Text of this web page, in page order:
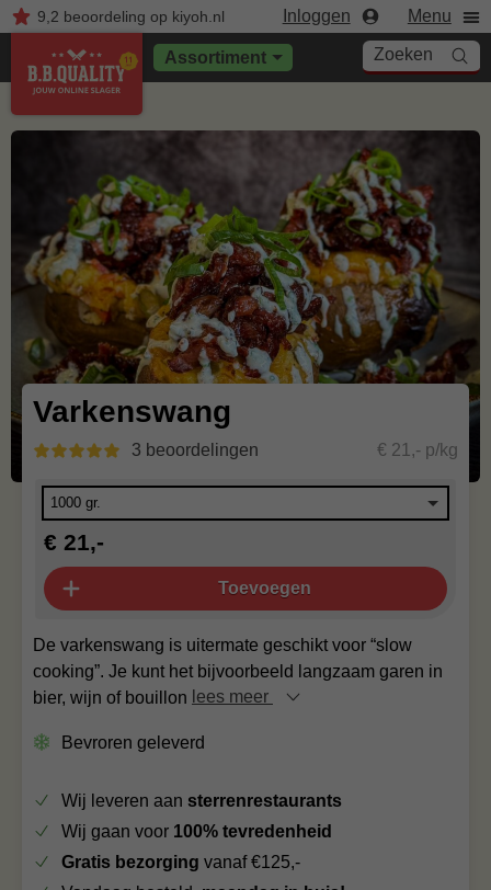
9,2 beoordelingop kiyoh.nl Inloggen Menu
Assortiment Zoeken
Varkenswang
3 beoordelingen € 21,- p/kg
De varkenswang is uitermate geschikt voor “slow
cooking”. Je kunt het bijvoorbeeld langzaam garen in
bier, wijn of bouillon lees meer
Bevroren geleverd
€ 21,-
Toevoegen
Wij leveren aan sterrenrestaurants
Wij gaan voor 100% tevredenheid
Gratis bezorging vanaf €125,-